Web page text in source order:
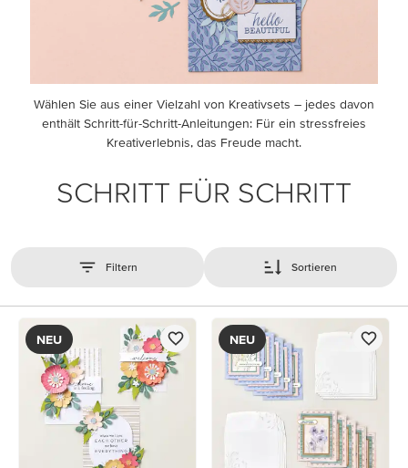
Wählen Sie aus einer Vielzahl von Kreativsets – jedes davon
enthält Schritt-für-Schritt-Anleitungen: Für ein stressfreies
Kreativerlebnis, das Freude macht.
SCHRITT FÜR SCHRITT
Filtern Sortieren
NEU NEU